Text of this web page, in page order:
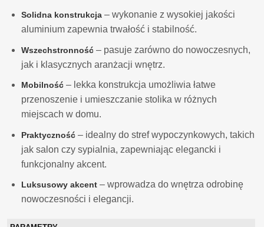
Solidna konstrukcja– wykonanie z wysokiej jakości
aluminium zapewnia trwałość i stabilność.
Wszechstronność– pasuje zarówno do nowoczesnych,
jak i klasycznych aranżacji wnętrz.
Mobilność– lekka konstrukcja umożliwia łatwe
przenoszenie i umieszczanie stolika w różnych
miejscach w domu.
Praktyczność– idealny do stref wypoczynkowych, takich
jak salon czy sypialnia, zapewniając elegancki i
funkcjonalny akcent.
Luksusowy akcent– wprowadza do wnętrza odrobinę
nowoczesności i elegancji.